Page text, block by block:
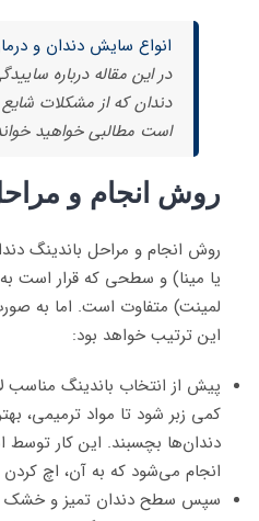
انواع سایش دندان و
در این مقاله درباره
دندان که از مشکلات
است مطالبی خواهید
روش انجام و
روش انجام و مراحل باندینگ
یا مینا) و سطحی که قرار است
لمینت) متفاوت است. اما به
این ترتیب خواهد بود:
پیش از انتخاب باندینگ
کمی زبر شود تا مواد ترمیمی،
انجام می‌شود که به آن، اچ
سپس سطح دندان تمیز و خشک